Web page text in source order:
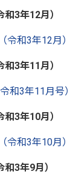
和3年12月）
和3年12月）
3年11月）
和3年11月号）
和3年10月）
和3年10月）
和3年9月）